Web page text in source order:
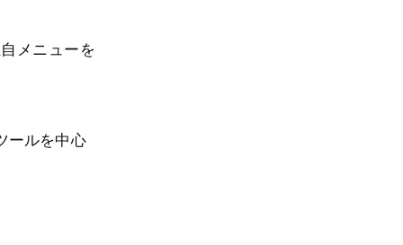
メニューを
ールを中心